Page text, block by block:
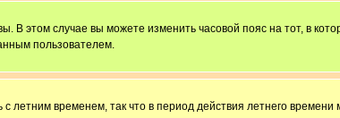
В этом случае вы можете изменить часовой пояс на тот, в
пользователем.
временем, так что в период действия летнего времени